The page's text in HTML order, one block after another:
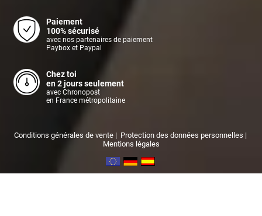
Paiement
100% sécurisé
avec nos partenaires de paiement
Paybox et Paypal
Chez toi
en 2 jours seulement
avec Chronopost
en France métropolitaine
Conditions générales de vente| Protection des données personnelles |
Mentions légales